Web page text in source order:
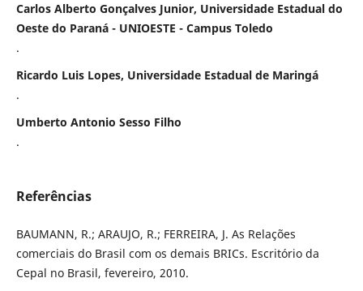
Carlos Alberto Gonçalves Junior, Universidade Estadual do
Oeste do Paraná - UNIOESTE - Campus Toledo
.
Ricardo Luis Lopes, Universidade Estadual de Maringá
.
Umberto Antonio Sesso Filho
.
Referências
BAUMANN, R.; ARAUJO, R.; FERREIRA, J. As Relações
comerciais do Brasil com os demais BRICs. Escritório da
Cepal no Brasil, fevereiro, 2010.